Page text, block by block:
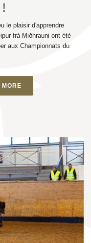
le plaisir d'apprendre
frá Miðhrauni ont été
aux Championnats du
MORE